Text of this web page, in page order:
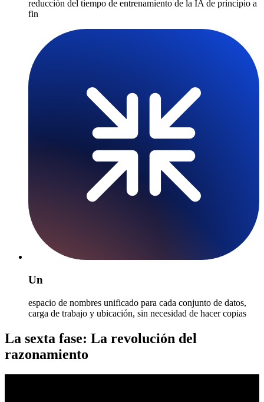
reducción del tiempo de entrenamiento de la IA de principio a
fin
Un
espacio de nombres unificado para cada conjunto de datos,
carga de trabajo y ubicación, sin necesidad de hacer copias
La sexta fase: La revolución del
razonamiento